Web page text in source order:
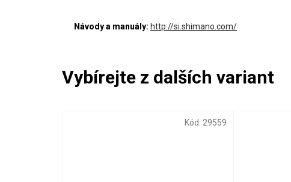
Návody a manuály: http://si.shimano.com/
Kód: 29559